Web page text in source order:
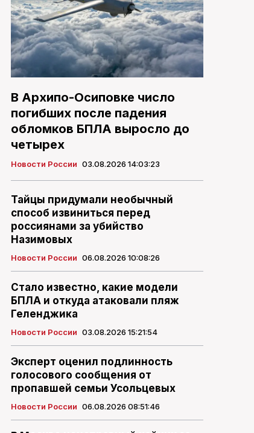
В Архипо-Осиповке число
погибших после падения
обломков БПЛА выросло до
четырех
Новости России 03.08.2026 14:03:23
Тайцы придумали необычный
способ извиниться перед
россиянами за убийство
Назимовых
Новости России 06.08.2026 10:08:26
Стало известно, какие модели
БПЛА и откуда атаковали пляж
Геленджика
Новости России 03.08.2026 15:21:54
Эксперт оценил подлинность
голосового сообщения от
пропавшей семьи Усольцевых
Новости России 06.08.2026 08:51:46